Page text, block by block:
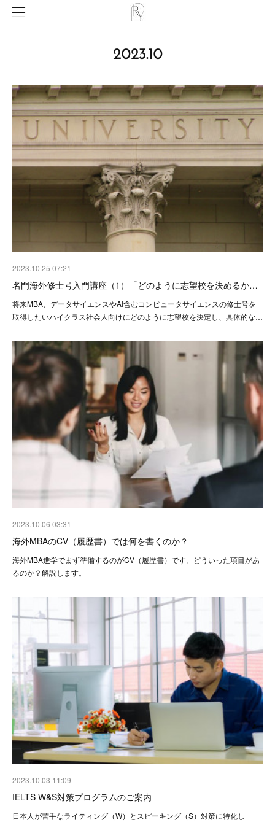
2023.10
2023.10.25 07:21
名門海外修士号入門講座（1）「どのように志望校を決めるか…
将来MBA、データサイエンスやAI含むコンピュータサイエンスの修士号を
取得したいハイクラス社会人向けにどのように志望校を決定し、具体的な…
2023.10.06 03:31
海外MBAのCV（履歴書）では何を書くのか？
海外MBA進学でまず準備するのがCV（履歴書）です。どういった項目があ
るのか？解説します。
2023.10.03 11:09
IELTS W&S対策プログラムのご案内
日本人が苦手なライティング（W）とスピーキング（S）対策に特化し